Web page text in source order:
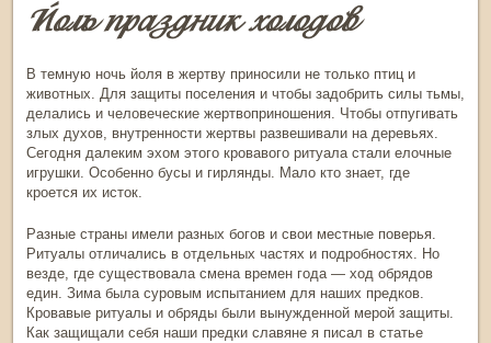
Йоль праздник холодов
В темную ночь йоля в жертву приносили не только птиц и
животных. Для защиты поселения и чтобы задобрить силы тьмы,
делались и человеческие жертвоприношения. Чтобы отпугивать
злых духов, внутренности жертвы развешивали на деревьях.
Сегодня далеким эхом этого кровавого ритуала стали елочные
игрушки. Особенно бусы и гирлянды. Мало кто знает, где
кроется их исток.
Разные страны имели разных богов и свои местные поверья.
Ритуалы отличались в отдельных частях и подробностях. Но
везде, где существовала смена времен года — ход обрядов
един. Зима была суровым испытанием для наших предков.
Кровавые ритуалы и обряды были вынужденной мерой защиты.
Как защищали себя наши предки славяне я писал в статье